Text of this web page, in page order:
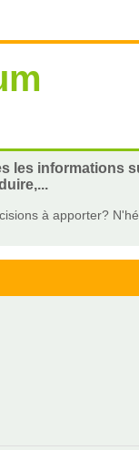
les informations
à apporter?